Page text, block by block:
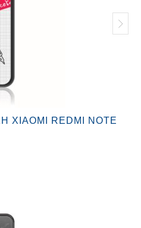
XIAOMI REDMI NOTE